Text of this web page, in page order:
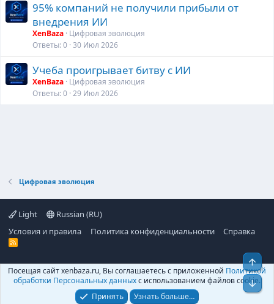
95% компаний не получили прибыли от
внедрения ИИ
XenBaza Цифровая эволюция
Ответы 0 30 Июл 2026
Учеба проигрывает битву с ИИ
XenBaza Цифровая эволюция
Ответы 0 29 Июл 2026
Цифровая эволюция
Light
Russian (RU)
Условия и правила
Политика конфиденциальности Справка
R
©XenBaza, 2025-2026
Посещая сайт xenbaza.ru, Вы соглашаетесь с приложенной Политикой
обработки Персональных данныхс использованием файлов cookie.
Принять
Узнать больше…